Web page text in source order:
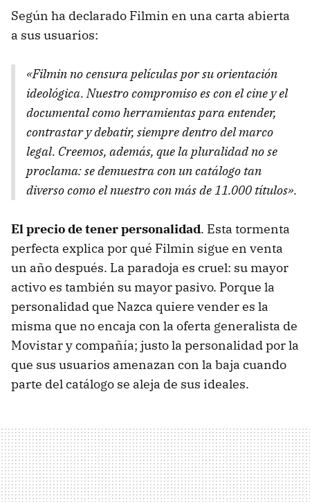
Según ha declarado Filmin en una carta abierta
a sus usuarios:
«Filmin no censura películas por su orientación
ideológica. Nuestro compromiso es con el cine y el
documental como herramientas para entender,
contrastar y debatir, siempre dentro del marco
legal. Creemos, además, que la pluralidad no se
proclama: se demuestra con un catálogo tan
diverso como el nuestro con más de 11.000 títulos».
El precio de tener personalidad. Esta tormenta
perfecta explica por qué Filmin sigue en venta
un año después. La paradoja es cruel: su mayor
activo es también su mayor pasivo. Porque la
personalidad que Nazca quiere vender es la
misma que no encaja con la oferta generalista de
Movistar y compañía; justo la personalidad por la
que sus usuarios amenazan con la baja cuando
parte del catálogo se aleja de sus ideales.